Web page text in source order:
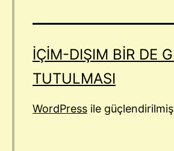
IÇIM-DIŞIM BIR DE
TUTULMASI
WordPress ile